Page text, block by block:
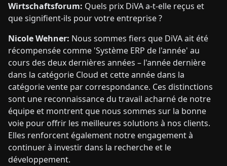
Wirtschaftsforum: Quels prix DiVA a-t-elle reçus et
que signifient-ils pour votre entreprise ?
Nicole Wehner: Nous sommes fiers que DiVA ait été
récompensée comme 'Système ERP de l'année' au
cours des deux dernières années – l'année dernière
dans la catégorie Cloud et cette année dans la
catégorie vente par correspondance. Ces distinctions
sont une reconnaissance du travail acharné de notre
équipe et montrent que nous sommes sur la bonne
voie pour offrir les meilleures solutions à nos clients.
Elles renforcent également notre engagement à
continuer à investir dans la recherche et le
développement.